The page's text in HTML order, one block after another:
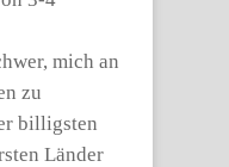
mich an
zu
billigsten
Länder